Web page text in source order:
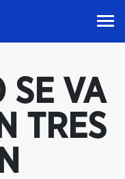
SE VA
TRES